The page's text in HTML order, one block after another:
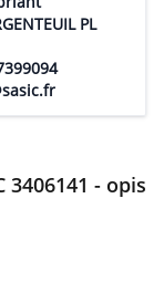
PL
3406141 - opis